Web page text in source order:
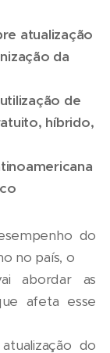
atualização
da
de
híbrido,
do
no país, o
abordar as
afeta esse
do